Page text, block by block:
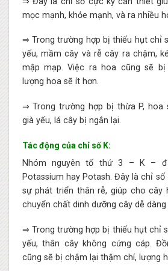
mọc mạnh, khỏe mạnh, và ra nhiều
⇒ Trong trường hợp bị thiếu hụt chỉ
yếu, mầm cây và rễ cây ra chậm,
mập mạp. Việc ra hoa cũng sẽ
lượng hoa sẽ ít hơn.
⇒ Trong trường hợp bị thừa P, hoa
già yếu, lá cây bị ngắn lại.
Tác động của chỉ số K:
Nhóm nguyên tố thứ 3 – K –
Potassium hay Potash. Đây là chỉ
sự phát triển thân rễ, giúp cho cây
chuyển chất dinh dưỡng cây dễ
⇒ Trong trường hợp bị thiếu hụt chỉ
yếu, thân cây không cứng cáp.
cũng sẽ bị chậm lại thậm chí, lượng